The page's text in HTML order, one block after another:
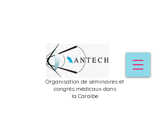
Organisation de séminaires et
congrès médicaux dans
la Caraïbe